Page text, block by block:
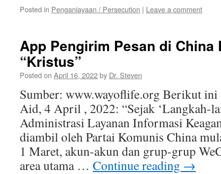
Posted in Penganiayaan / Persecution | Leave a comment
App Pengirim Pesan di China
“Kristus”
Posted on April 16, 2022by Dr. Steven
Sumber: www.wayoflife.org Berikut
Aid, 4 April , 2022: “Sejak ‘Langkah-
Administrasi Layanan Informasi
diambil oleh Partai Komunis China
1 Maret, akun-akun dan grup-grup
area utama … Continue reading →